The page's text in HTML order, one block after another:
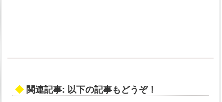
◆関連記事: 以下の記事もどうぞ！